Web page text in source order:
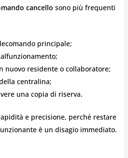
cancello sono più frequenti
principale;
nuovo residente o collaboratore;
centralina;
una copia di riserva.
e precisione, perché restare
è un disagio immediato.